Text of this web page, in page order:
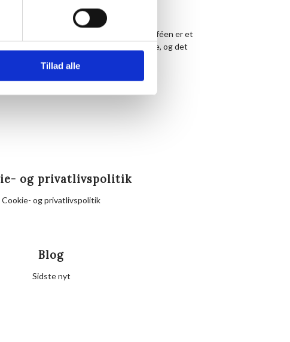
Tillad alle
strik og hækling i en af stuerne. Strikkecaféen er et
at mødes og strikke sammen med andre, og det
og privatlivspolitik
Cookie- og privatlivspolitik
Blog
Sidste nyt